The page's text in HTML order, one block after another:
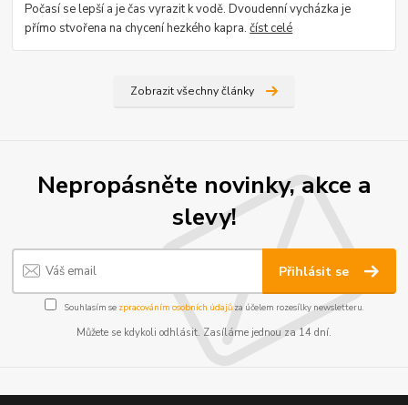
Počasí se lepší a je čas vyrazit k vodě. Dvoudenní vycházka je
přímo stvořena na chycení hezkého kapra.číst celé
Zobrazit všechny články
Nepropásněte novinky, akce a
slevy!
Přihlásit se
Souhlasím se zpracováním osobních údajůza účelem rozesílky newsletteru.
Můžete se kdykoli odhlásit. Zasíláme jednou za 14 dní.